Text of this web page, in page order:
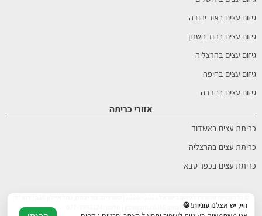
גיזום עצים באור יהודה
גיזום עצים בהוד השרון
גיזום עצים בהרצליה
גיזום עצים בחיפה
גיזום עצים בחדרה
אזורי כריתה
כריתת עצים באשדוד
כריתת עצים בהרצליה
כריתת עצים בכפר סבא
gzmgzm.co.il@gmail.com | טלפון: 077-9995124היי, יש אצלנו עוגיות!🍪